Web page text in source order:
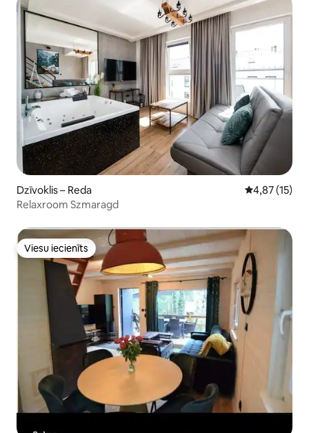
Dzīvoklis – Reda Vidējais
4,87 (15)
Relaxroom Szmaragd
Viesu iecienīts
Viesu iecienīts